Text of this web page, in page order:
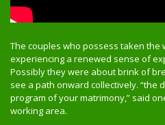
The couples who possess taken
experiencing a renewed sense of
Possibly they were about brink of
see a path onward collectively. “the
program of your matrimony,” said
working area.